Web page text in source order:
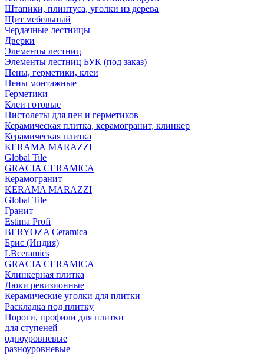
Штапики, плинтуса, уголки из дерева
Щит мебельный
Чердачные лестницы
Дверки
Элементы лестниц
Элементы лестниц БУК (под заказ)
Пены, герметики, клеи
Пены монтажные
Герметики
Клеи готовые
Пистолеты для пен и герметиков
Керамическая плитка, керамогранит, клинкер
Керамическая плитка
КЕRАМА MARAZZI
Global Tile
GRACIA CERAMICA
Керамогранит
KERAMA MARAZZI
Global Tile
Гранит
Estima Profi
BERYOZA Ceramica
Брис (Индия)
LBceramics
GRACIA CERAMICA
Клинкерная плитка
Люки ревизионные
Керамические уголки для плитки
Раскладка под плитку
Пороги, профили для плитки
для ступеней
одноуровневые
разноуровневые